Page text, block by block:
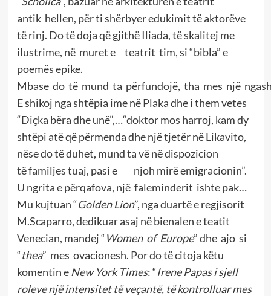
antik hellen, për ti shërbyer edukimit të aktorëve
të rinj. Do të doja që gjithë Iliada, të skalitej me
ilustrime, në muret e teatrit tim, si “bibla” e
poemës epike.
Mbase do të mund ta përfundojë, tha mes një
E shikoj nga shtëpia ime në Plaka dhe i them vetes
“Diçka bëra dhe unë”,…“doktor mos harroj, kam dy
shtëpi atë që përmenda dhe një tjetër në Likavito,
nëse do të duhet, mund ta vë në dispozicion
të familjes tuaj, pasi e njoh mirë emigracionin”.
U ngrita e përqafova, një faleminderit ishte pak…
Mu kujtuan “Golden Lion”, nga duartë e regjisorit
M.Scaparro, dedikuar asaj në bienalen e teatit
Venecian, mandej “Women of Europe” dhe ajo si
“thea” mes ovacionesh. Por do të citoja këtu
komentin e New York Times: “Irene Papas i sjell
roleve njëintensitet tëveçantë, tëkontrolluar mes